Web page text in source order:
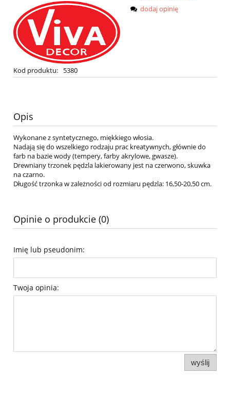
Kod produktu: 5380
dodaj opinię
Opis
Wykonane z syntetycznego, miękkiego włosia.
Nadają się do wszelkiego rodzaju prac kreatywnych, głównie do
farb na bazie wody (tempery, farby akrylowe, gwasze).
Drewniany trzonek pędzla lakierowany jest na czerwono, skuwka
na czarno.
Długość trzonka w zależności od rozmiaru pędzla: 16,50-20,50 cm.
Opinie o produkcie (0)
Imię lub pseudonim:
Twoja opinia:
wyślij